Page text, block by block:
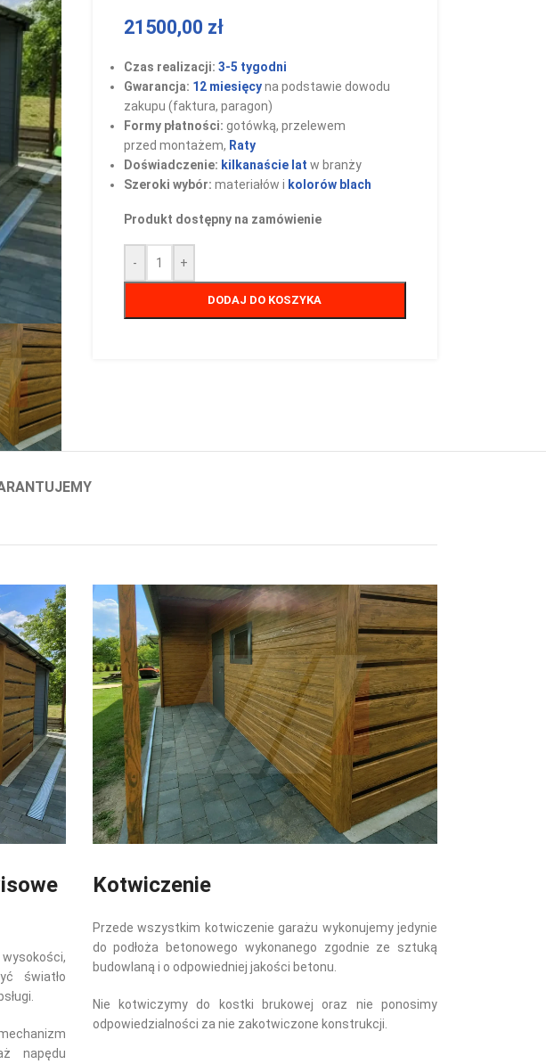
21500,00 zł
Czas realizacji: 3-5 tygodni
Gwarancja: 12 miesięcyna podstawie dowodu
zakupu (faktura, paragon)
Formy płatności: gotówką, przelewem
przed montażem, Raty
Doświadczenie: kilkanaście lat w branży
Szeroki wybór: materiałów i kolorów blach
Produkt dostępny na zamówienie
- +
DODAJ DO KOSZYKA
światło
napędu
Kotwiczenie
Przede wszystkim kotwiczenie garażu wykonujemy jedynie
do podłoża betonowego wykonanego zgodnie ze sztuką
budowlaną i o odpowiedniej jakości betonu.
Nie kotwiczymy do kostki brukowej oraz nie ponosimy
odpowiedzialności za nie zakotwiczone konstrukcji.